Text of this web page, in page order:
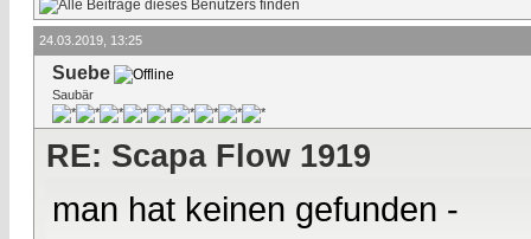
24.03.2019, 13:25
Suebe
Saubär
RE: Scapa Flow 1919
man hat keinen gefunden -